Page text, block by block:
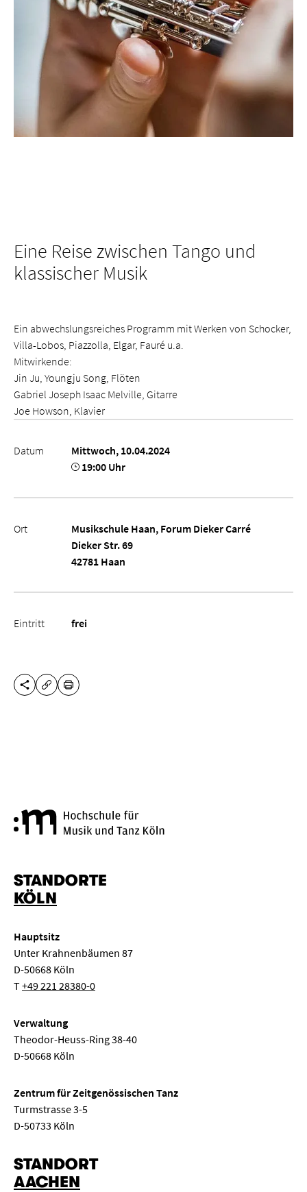
Eine Reise zwischen Tango und
klassischer Musik
Ein abwechslungsreiches Programm mit Werken von Schocker,
Villa-Lobos, Piazzolla, Elgar, Fauré u.a.
Mitwirkende:
Jin Ju, Youngju Song, Flöten
Gabriel Joseph Isaac Melville, Gitarre
Joe Howson, Klavier
Datum
Mittwoch, 10.04.2024
19:00 Uhr
Ort
Musikschule Haan, Forum Dieker Carré
Dieker Str. 69
42781 Haan
Eintritt frei
DIESE SEITE TEILEN
URL KOPIEREN
DRUCKEN
STANDORTE
KÖLN
Hauptsitz
Unter Krahnenbäumen 87
D-50668 Köln
T+49 221 28380-0
Verwaltung
Theodor-Heuss-Ring 38-40
D-50668 Köln
Zentrum für Zeitgenössischen Tanz
Turmstrasse 3-5
D-50733 Köln
STANDORT
AACHEN